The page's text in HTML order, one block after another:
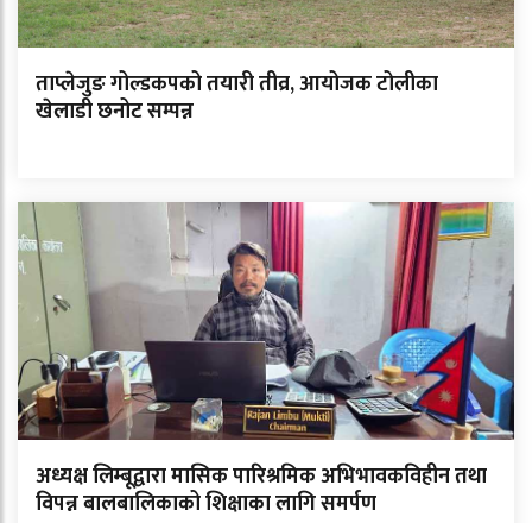
ताप्लेजुङ गोल्डकपको तयारी तीव्र, आयोजक टोलीका
खेलाडी छनोट सम्पन्न
अध्यक्ष लिम्बूद्वारा मासिक पारिश्रमिक अभिभावकविहीन तथा
विपन्न बालबालिकाको शिक्षाका लागि समर्पण